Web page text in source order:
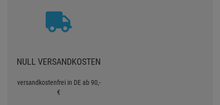
NULL VERSANDKOSTEN
versandkostenfrei in DE ab 90,-
€